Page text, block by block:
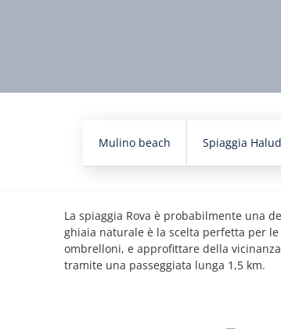
Mulino beach Spiaggia
La spiaggia Rova è probabilmente una
ghiaia naturale è la scelta perfetta per
ombrelloni, e approfittare della vicinanza
tramite una passeggiata lunga 1,5 km.